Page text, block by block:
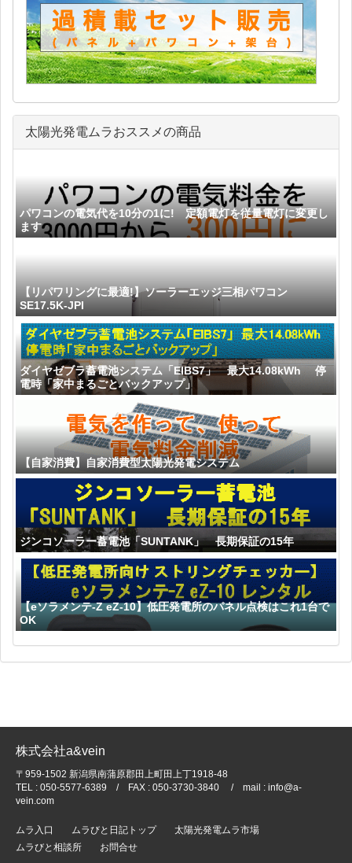
太陽光発電ムラおススメの商品
パワコンの電気代を10分の1に! 定額電灯を従量電灯に変更し
ます
【リパワリングに最適!】ソーラーエッジ三相パワコン
SE17.5K-JPI
ダイヤゼブラ蓄電池システム「EIBS7」 最大14.08kWh 停
電時「家中まるごとバックアップ」
【自家消費】自家消費型太陽光発電システム
ジンコソーラー蓄電池「SUNTANK」 長期保証の15年
【eソラメンテ-Z eZ-10】低圧発電所のパネル点検はこれ1台で
OK
株式会社a&vein
〒959-1502 新潟県南蒲原郡田上町田上丁1918-48
TEL : 050-5577-6389 / FAX : 050-3730-3840 / mail : info@a-
vein.com
ムラ入口 ムラびと日記トップ
太陽光発電ムラ市場
ムラびと相談所
お問合せ